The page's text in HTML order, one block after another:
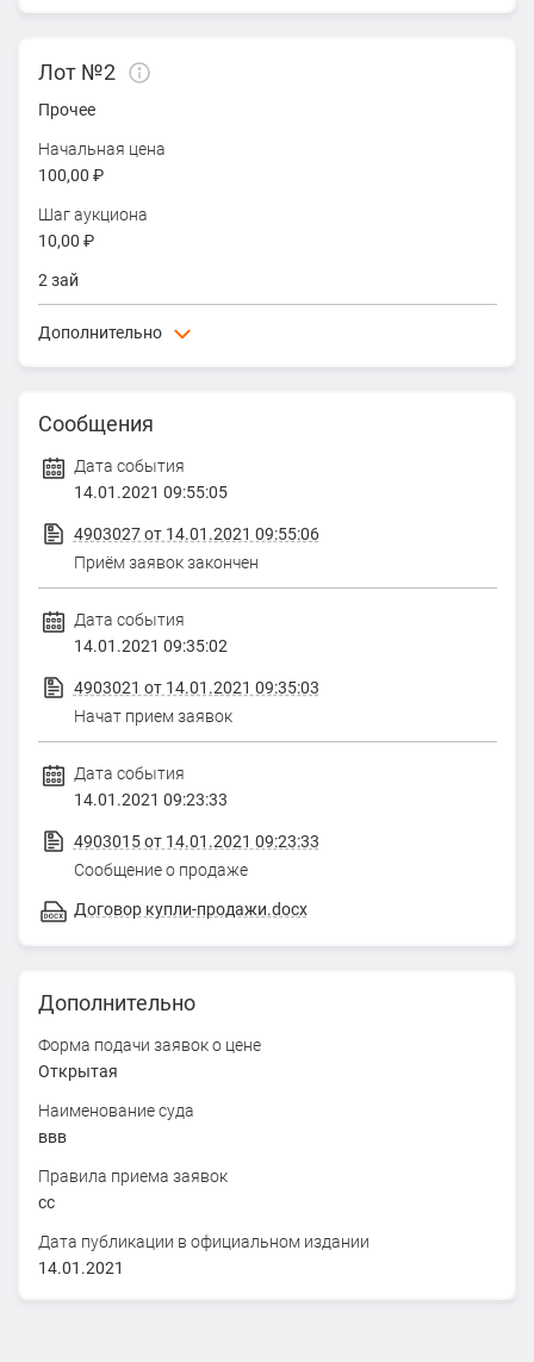
Лот №2
Прочее
Начальная цена
100,00 ₽
Шаг аукциона
10,00 ₽
2 зай
Дополнительно
Порядок и сроки заключения договора купли-продажи
сс
Сроки платежей, реквизиты счетов, на которые вносится
платеж
Сообщения
Дата события
14.01.2021 09:55:05
4903027 от 14.01.2021 09:55:06
Приём заявок закончен
Дата события
14.01.2021 09:35:02
4903021 от 14.01.2021 09:35:03
Начат прием заявок
Дата события
14.01.2021 09:23:33
4903015 от 14.01.2021 09:23:33
Сообщение о продаже
Договор купли-продажи.docx
Дополнительно
Форма подачи заявок о цене
Открытая
Наименование суда
ввв
Правила приема заявок
сс
Дата публикации в официальном издании
14.01.2021